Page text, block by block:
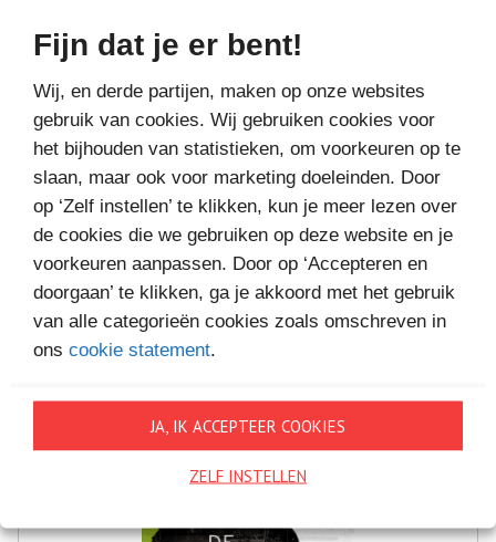
Fijn dat je er bent!
Wij, en derde partijen, maken op onze websites
gebruik van cookies. Wij gebruiken cookies voor
het bijhouden van statistieken, om voorkeuren op te
slaan, maar ook voor marketing doeleinden. Door
op ‘Zelf instellen’ te klikken, kun je meer lezen over
de cookies die we gebruiken op deze website en je
voorkeuren aanpassen. Door op ‘Accepteren en
doorgaan’ te klikken, ga je akkoord met het gebruik
van alle categorieën cookies zoals omschreven in
ons cookie statement.
JA, IK ACCEPTEER COOKIES
ZELF INSTELLEN
Bestel bij
MEER BOEKEN VAN
VAKANTIELEZEN